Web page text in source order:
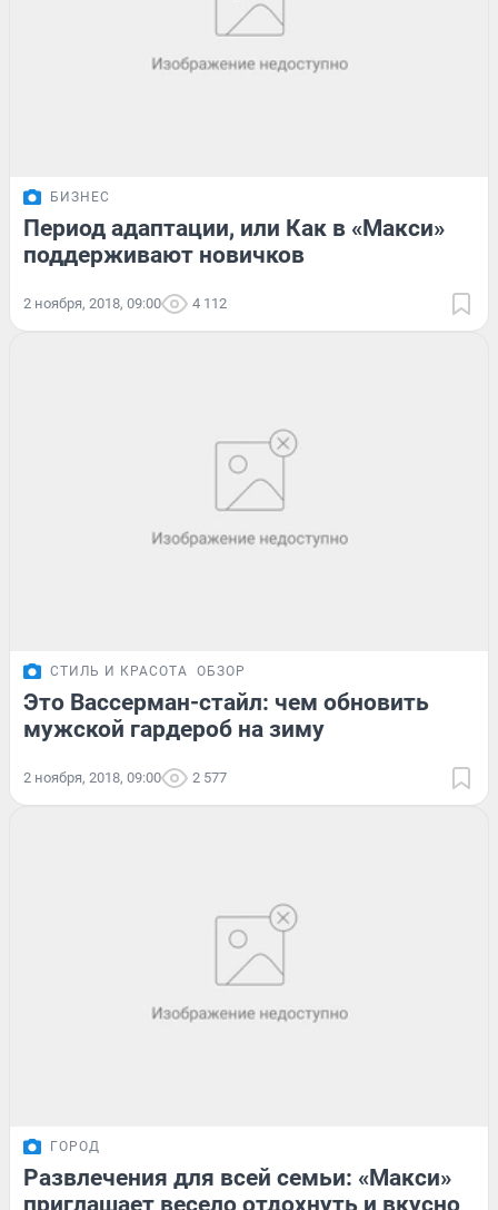
БИЗНЕС
Период адаптации, или Как в «Макси»
поддерживают новичков
2 ноября, 2018, 09:00 4 112
СТИЛЬ И КРАСОТА ОБЗОР
Это Вассерман-стайл: чем обновить
мужской гардероб на зиму
2 ноября, 2018, 09:00 2 577
ГОРОД
Развлечения для всей семьи: «Макси»
приглашает весело отдохнуть и вкусно